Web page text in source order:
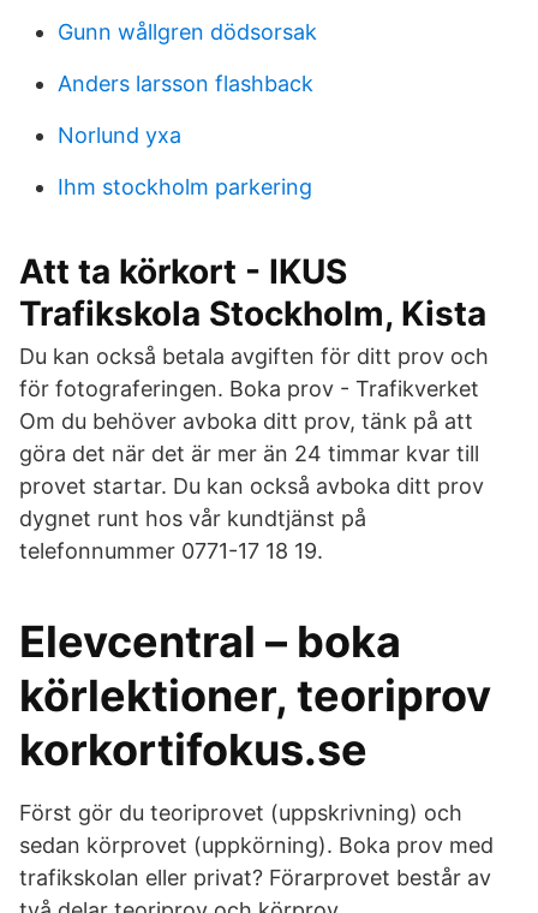
Gunn wållgren dödsorsak
Anders larsson flashback
Norlund yxa
Ihm stockholm parkering
Att ta körkort - IKUS
Trafikskola Stockholm, Kista
Du kan också betala avgiften för ditt prov och
för fotograferingen. Boka prov - Trafikverket
Om du behöver avboka ditt prov, tänk på att
göra det när det är mer än 24 timmar kvar till
provet startar. Du kan också avboka ditt prov
dygnet runt hos vår kundtjänst på
telefonnummer 0771-17 18 19.
Elevcentral – boka
körlektioner, teoriprov
korkortifokus.se
Först gör du teoriprovet (uppskrivning) och
sedan körprovet (uppkörning). Boka prov med
trafikskolan eller privat? Förarprovet består av